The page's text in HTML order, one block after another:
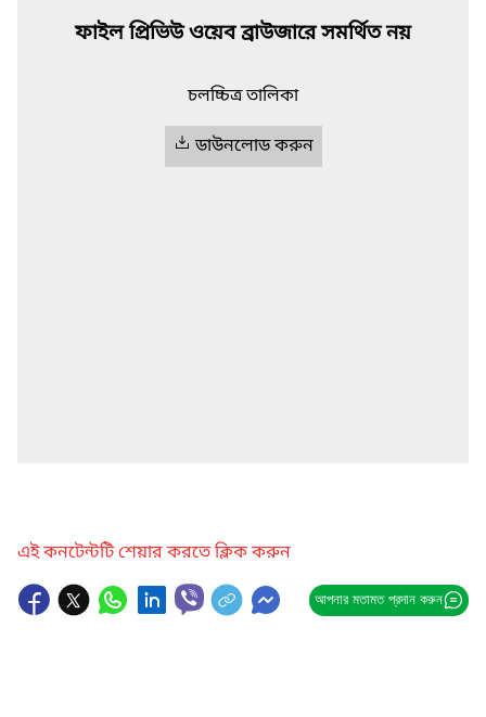
ফাইল প্রিভিউ ওয়েব ব্রাউজারে সমর্থিত নয়
চলচ্চিত্র তালিকা
ডাউনলোড করুন
এই কনটেন্টটি শেয়ার করতে ক্লিক করুন
আপনার মতামত প্রদান করুন